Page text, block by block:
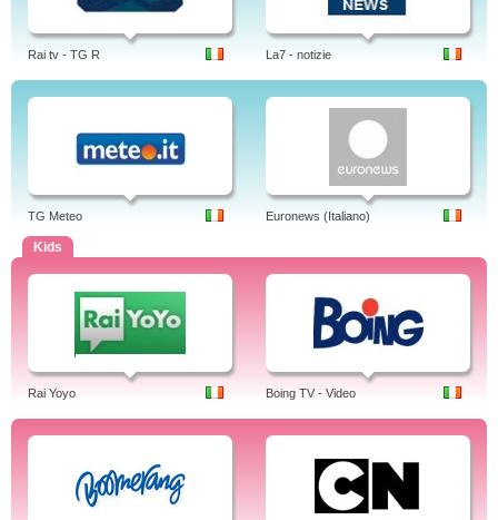
Rai tv - TG R La7 - notizie
TG Meteo Euronews (Italiano)
Kids
Rai Yoyo Boing TV - Video